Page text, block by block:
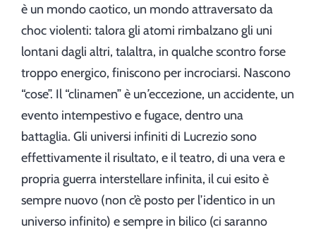
è un mondo caotico, un mondo attraversato da
choc violenti: talora gli atomi rimbalzano gli uni
lontani dagli altri, talaltra, in qualche scontro forse
troppo energico, finiscono per incrociarsi. Nascono
“cose”. Il “clinamen” è un’eccezione, un accidente, un
evento intempestivo e fugace, dentro una
battaglia. Gli universi infiniti di Lucrezio sono
effettivamente il risultato, e il teatro, di una vera e
propria guerra interstellare infinita, il cui esito è
sempre nuovo (non c’è posto per l’identico in un
universo infinito) e sempre in bilico (ci saranno